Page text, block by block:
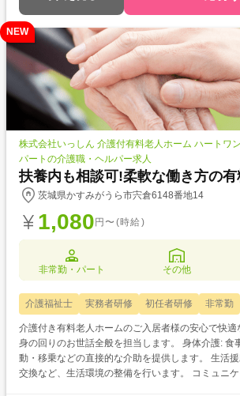
NEW
株式会社いっしん 介護付有料老人ホーム ハートワ
パートの介護職・ヘルパー求人
扶養内も相談可!柔軟な働き方の
茨城県かすみがうら市宍倉6148番地14
1,080 円〜(時給)
非常勤・パート その他
介護福祉士 実務者研修 初任者研修 非常勤
介護付き有料老人ホームのご入居者様の安心で快適
身の回りのお世話全般を担当します。 身体介護: 食事、入浴、排泄、移
動・移乗などの直接的な介助を提供します。 生活
交換など、生活環境の整備を行います。 コミュニ